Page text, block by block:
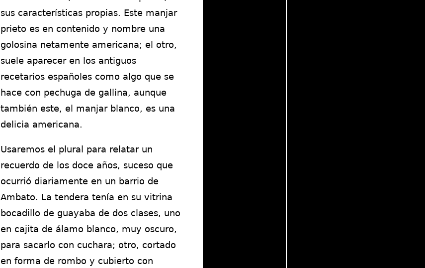
sus características propias. Este manjar
prieto es en contenido y nombre una
golosina netamente americana; el otro,
suele aparecer en los antiguos
recetarios españoles como algo que se
hace con pechuga de gallina, aunque
también este, el manjar blanco, es una
delicia americana.
Usaremos el plural para relatar un
recuerdo de los doce años, suceso que
ocurrió diariamente en un barrio de
Ambato. La tendera tenía en su vitrina
bocadillo de guayaba de dos clases, uno
en cajita de álamo blanco, muy oscuro,
para sacarlo con cuchara; otro, cortado
en forma de rombo y cubierto con